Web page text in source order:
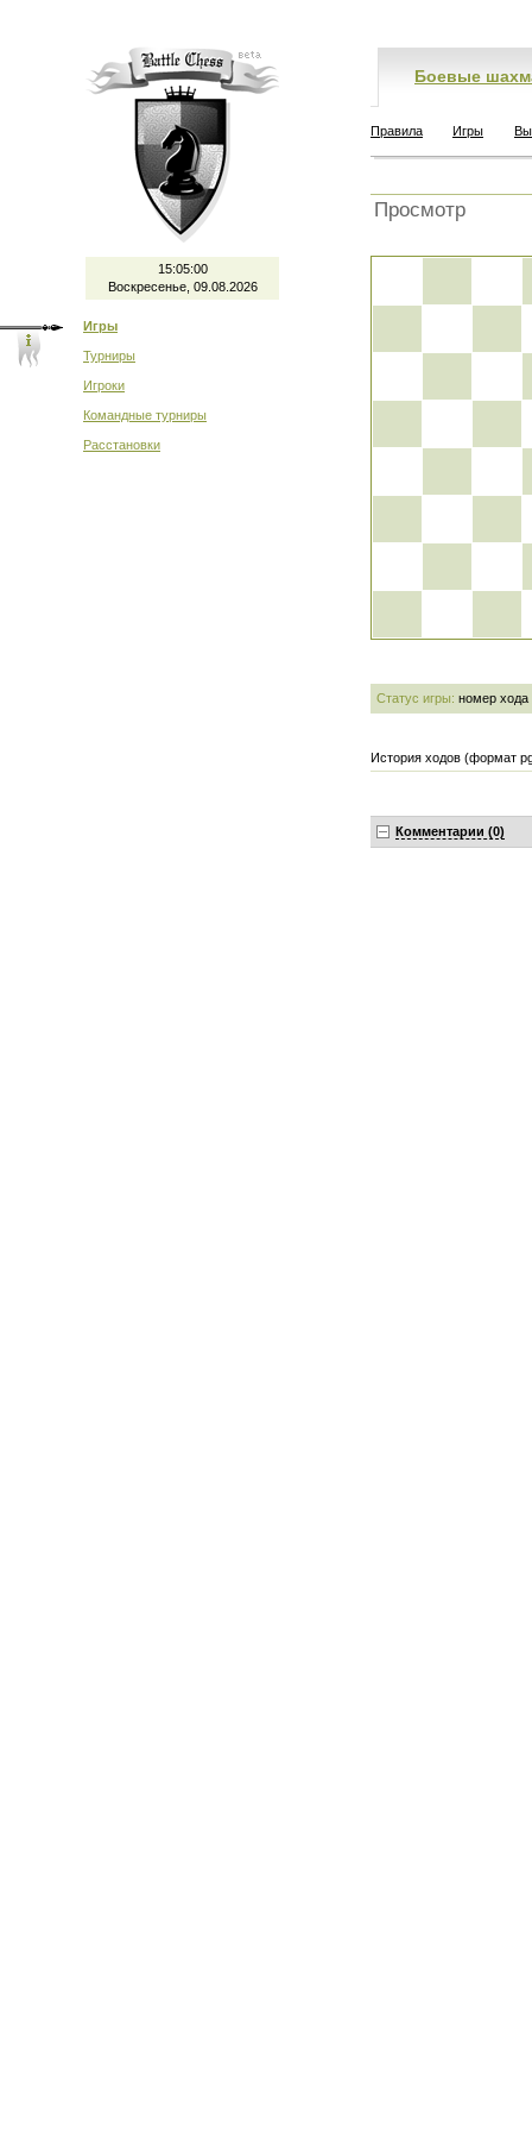
15:05:00
Воскресенье, 09.08.2026
Игры
Турниры
Игроки
Командные турниры
Расстановки
Боевые
Правила Игры
Просмотр
Статус игры: номер хода
История ходов (формат
Комментарии (0)